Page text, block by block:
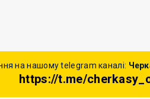
на нашому telegram каналі:
https://t.me/